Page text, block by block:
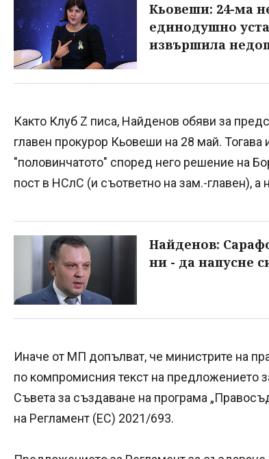
Кьовеши: 24-ма
единодушно
извършила
Както Клуб Z писа, Найденов обяви за
главен прокурор Кьовеши на 28 май.
"половинчатото" според него решение на
пост в НСлС (и съответно на зам.-главен), а
Найденов:
ни - да напусне
Иначе от МП допълват, че министрите на
по компромисния текст на предложението
Съвета за създаване на програма
на Регламент (ЕС) 2021/693.